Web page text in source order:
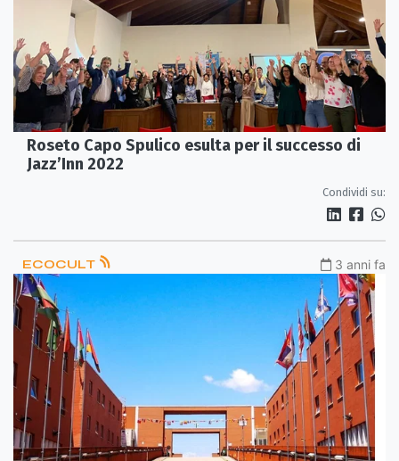
Roseto Capo Spulico esulta per il successo di
Jazz’Inn 2022
Condividi su:
ECOCULT 3 anni fa